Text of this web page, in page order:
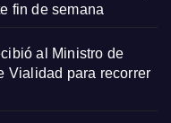
fin de semana
al Ministro de
Vialidad para recorrer